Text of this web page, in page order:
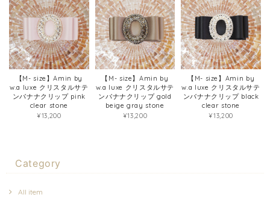
【M- size】Amin by
w.a luxe クリスタルサテ
ンバナナクリップ pink
clear stone
¥13,200
【M- size】Amin by
w.a luxe クリスタルサテ
ンバナナクリップ gold
beige gray stone
¥13,200
【M- size】Amin by
w.a luxe クリスタルサテ
ンバナナクリップ black
clear stone
¥13,200
Category
All item